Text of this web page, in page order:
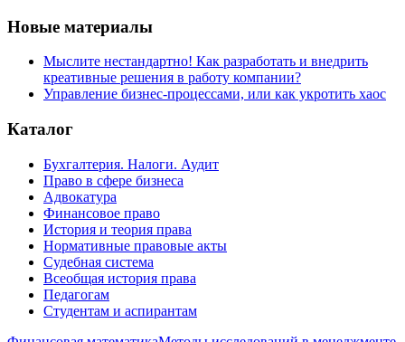
Новые материалы
Мыслите нестандартно! Как разработать и внедрить
креативные решения в работу компании?
Управление бизнес-процессами, или как укротить хаос
Каталог
Бухгалтерия. Налоги. Аудит
Право в сфере бизнеса
Адвокатура
Финансовое право
История и теория права
Нормативные правовые акты
Судебная система
Всеобщая история права
Педагогам
Студентам и аспирантам